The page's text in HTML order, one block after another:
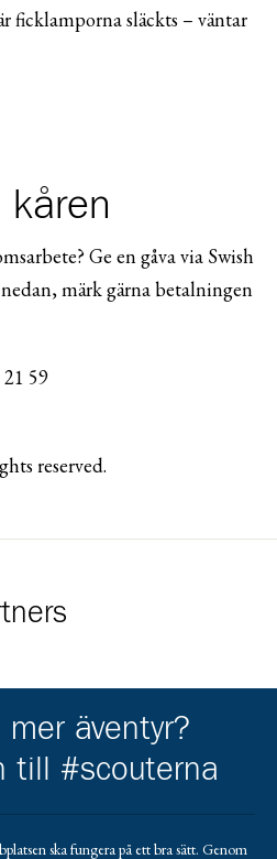
ficklamporna släckts – väntar
kåren
Ge en gåva via Swish
märk gärna betalningen
59
reserved.
äventyr?
till #scouterna
ska fungera på ett bra sätt. Genom